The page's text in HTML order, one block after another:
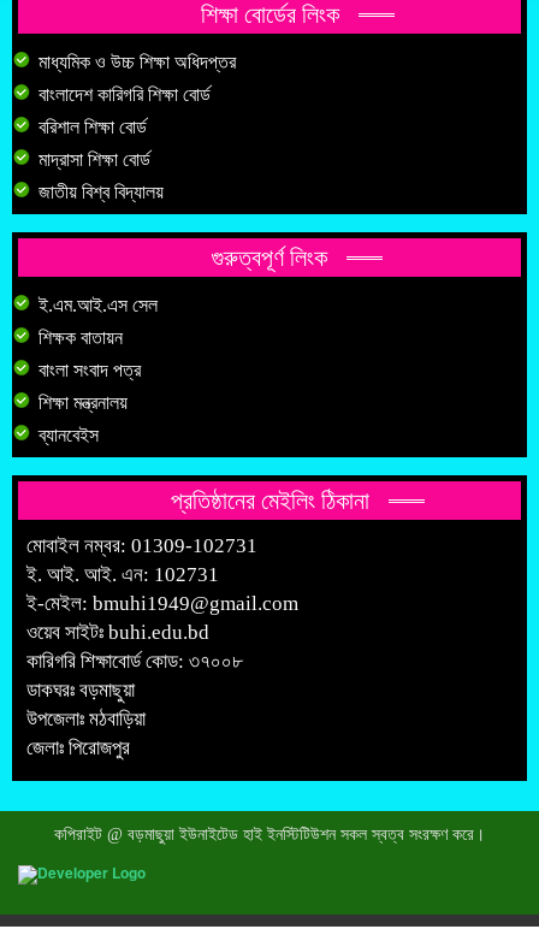
শিক্ষা বোর্ডের লিংক
মাধ্যমিক ও উচ্চ শিক্ষা অধিদপ্তর
বাংলাদেশ কারিগরি শিক্ষা বোর্ড
বরিশাল শিক্ষা বোর্ড
মাদ্রাসা শিক্ষা বোর্ড
জাতীয় বিশ্ব বিদ্যালয়
গুরুত্বপূর্ণ লিংক
ই.এম.আই.এস সেল
শিক্ষক বাতায়ন
বাংলা সংবাদ পত্র
শিক্ষা মন্ত্রনালয়
ব্যানবেইস
প্রতিষ্ঠানের মেইলিং ঠিকানা
মোবাইল নম্বর: 01309-102731
ই. আই. আই. এন: 102731
ই-মেইল: bmuhi1949@gmail.com
ওয়েব সাইটঃ buhi.edu.bd
কারিগরি শিক্ষাবোর্ড কোড: ৩৭০০৮
ডাকঘরঃ বড়মাছুয়া
উপজেলাঃ মঠবাড়িয়া
জেলাঃ পিরোজপুর
কপিরাইট @ বড়মাছুয়া ইউনাইটেড হাই ইনস্টিটিউশন সকল স্বত্ব সংরক্ষণ করে।